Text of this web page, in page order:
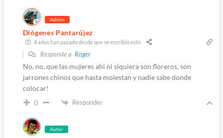
Admin
Diógenes Pantarújez
4 años han pasado desde que se escribió esto
Responde a Roger
No, no, que las mujeres ahi ni siquiera son floreros, son
jarrones chinos que hasta molestan y nadie sabe donde
colocar!
0 Responder
Autor